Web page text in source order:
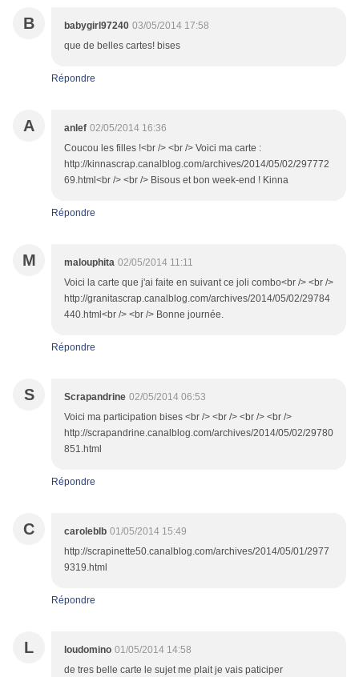
B babygirl97240 03/05/2014 17:58
que de belles cartes! bises
Répondre
A anlef 02/05/2014 16:36
Coucou les filles !<br /> <br /> Voici ma carte :
http://kinnascrap.canalblog.com/archives/2014/05/02/297772
69.html<br /> <br /> Bisous et bon week-end ! Kinna
Répondre
M malouphita 02/05/2014 11:11
Voici la carte que j'ai faite en suivant ce joli combo<br /> <br />
http://granitascrap.canalblog.com/archives/2014/05/02/29784
440.html<br /> <br /> Bonne journée.
Répondre
S Scrapandrine 02/05/2014 06:53
Voici ma participation bises <br /> <br /> <br /> <br />
http://scrapandrine.canalblog.com/archives/2014/05/02/29780
851.html
Répondre
C caroleblb 01/05/2014 15:49
http://scrapinette50.canalblog.com/archives/2014/05/01/2977
9319.html
Répondre
L loudomino 01/05/2014 14:58
de tres belle carte le sujet me plait je vais paticiper